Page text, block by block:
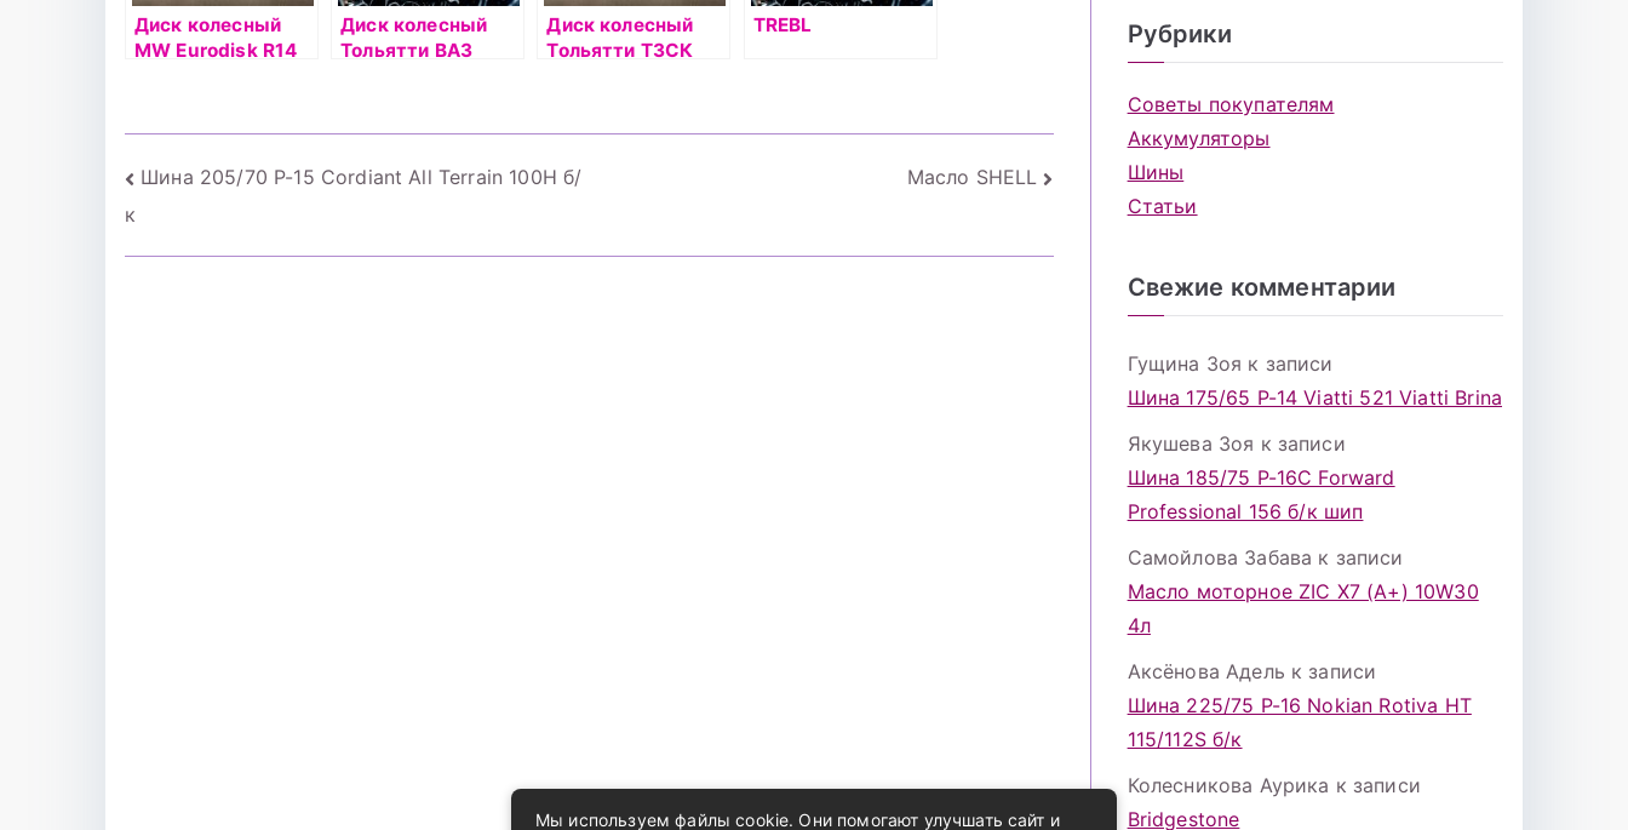
Диск колесный
MW Eurodisk R14
Диск колесный
Тольятти ВАЗ
Диск колесный
Тольятти ТЗСК
TREBL
Навигация
по
Шина 205/70 Р-15 Cordiant All Terrain 100Н б/
к
Масло SHELL
Рубрики
Советы покупателям
Аккумуляторы
Шины
Статьи
Свежие комментарии
Гущина Зоя к записи
Шина 175/65 Р-14 Viatti 521 Viatti Brina
Якушева Зоя к записи
Шина 185/75 Р-16С Forward
Professional 156 б/к шип
Самойлова Забава к записи
Масло моторное ZIC X7 (A+) 10W30
4л
Аксёнова Адель к записи
Шина 225/75 Р-16 Nokian Rotiva HT
115/112S б/к
Колесникова Аурика к записи
Bridgestone
Мы используем файлы cookie. Они помогают улучшать сайт и